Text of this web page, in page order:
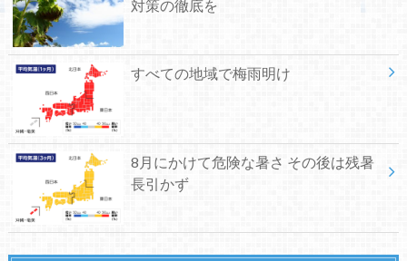
対策の徹底を
すべての地域で梅雨明け
8月にかけて危険な暑さ その後は残暑
長引かず